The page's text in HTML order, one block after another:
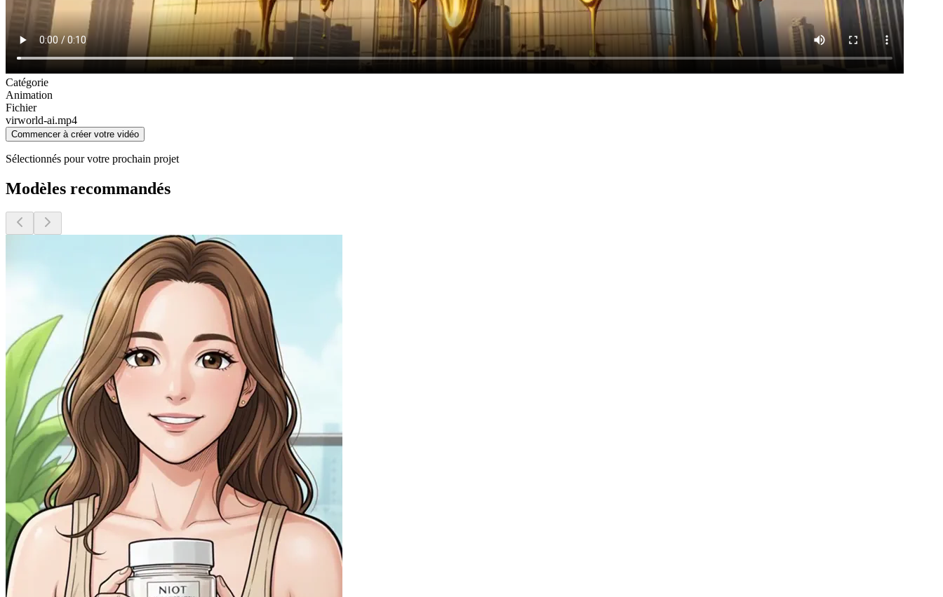
Catégorie
Animation
Fichier
virworld-ai.mp4
Commencer à créer votre vidéo
Sélectionnés pour votre prochain projet
Modèles recommandés